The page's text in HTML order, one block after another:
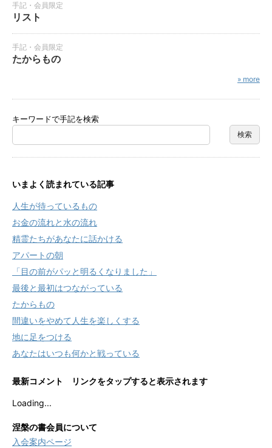
手記・会員限定
リスト
手記・会員限定
たからもの
» more
キーワードで手記を検索
いまよく読まれている記事
人生が待っているもの
お金の流れと水の流れ
精霊たちがあなたに話かける
アパートの朝
「目の前がパッと明るくなりました」
最後と最初はつながっている
たからもの
間違いをやめて人生を楽しくする
地に足をつける
あなたはいつも何かと戦っている
最新コメント リンクをタップすると表示されます
Loading...
涅槃の書会員について
入会案内ページ